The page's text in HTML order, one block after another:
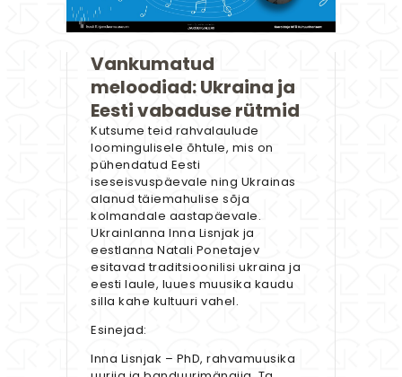
LASTEKUNSTIKOOL
KONTAKT
STUUDIUM
Vankumatud
meloodiad: Ukraina ja
Eesti vabaduse rütmid
Kutsume teid rahvalaulude
loomingulisele õhtule, mis on
pühendatud Eesti
iseseisvuspäevale ning Ukrainas
alanud täiemahulise sõja
kolmandale aastapäevale.
Ukrainlanna Inna Lisnjak ja
eestlanna Natali Ponetajev
esitavad traditsioonilisi ukraina ja
eesti laule, luues muusika kaudu
silla kahe kultuuri vahel.
Esinejad:
Inna Lisnjak – PhD, rahvamuusika